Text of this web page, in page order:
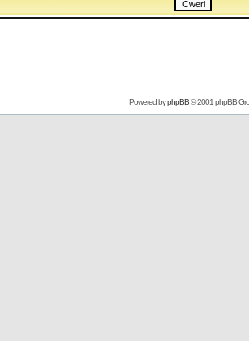
Powered byphpBB© 2001 phpBB